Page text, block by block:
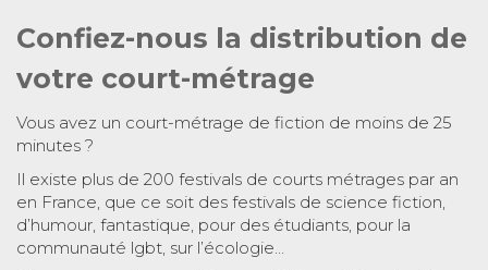
Confiez-nous la distribution de
votre court-métrage
Vous avez un court-métrage de fiction de moins de 25
minutes ?
Il existe plus de 200 festivals de courts métrages par an
en France, que ce soit des festivals de science fiction,
d’humour, fantastique, pour des étudiants, pour la
communauté lgbt, sur l’écologie…